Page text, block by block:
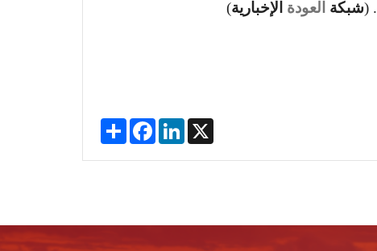
.
(شبكة العودة الإخبارية)
Share FacebookLinkedIn